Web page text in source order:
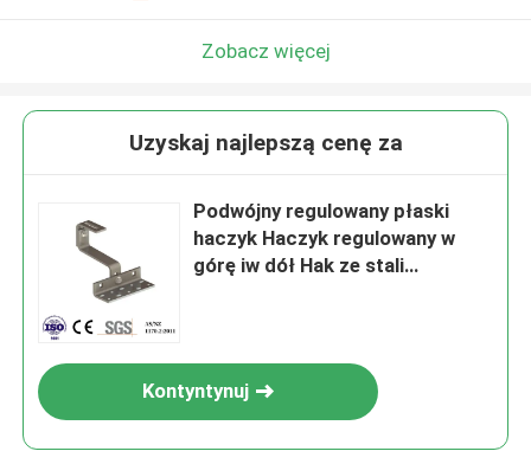
Zobacz więcej
Uzyskaj najlepszą cenę za
Podwójny regulowany płaski
haczyk Haczyk regulowany w
górę iw dół Hak ze stali
Kontyntynuj